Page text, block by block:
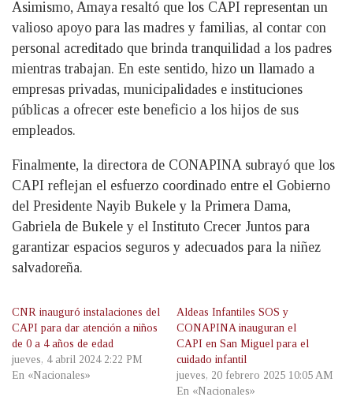
Asimismo, Amaya resaltó que los CAPI representan un
valioso apoyo para las madres y familias, al contar con
personal acreditado que brinda tranquilidad a los padres
mientras trabajan. En este sentido, hizo un llamado a
empresas privadas, municipalidades e instituciones
públicas a ofrecer este beneficio a los hijos de sus
empleados.
Finalmente, la directora de CONAPINA subrayó que los
CAPI reflejan el esfuerzo coordinado entre el Gobierno
del Presidente Nayib Bukele y la Primera Dama,
Gabriela de Bukele y el Instituto Crecer Juntos para
garantizar espacios seguros y adecuados para la niñez
salvadoreña.
CNR inauguró instalaciones del
CAPI para dar atención a niños
de 0 a 4 años de edad
jueves, 4 abril 2024 2:22 PM
En «Nacionales»
Aldeas Infantiles SOS y
CONAPINA inauguran el
CAPI en San Miguel para el
cuidado infantil
jueves, 20 febrero 2025 10:05 AM
En «Nacionales»